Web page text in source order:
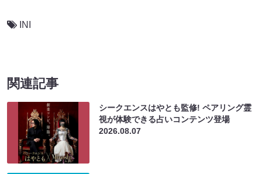
INI
関連記事
シークエンスはやとも監修! ペアリング霊
視が体験できる占いコンテンツ登場
2026.08.07